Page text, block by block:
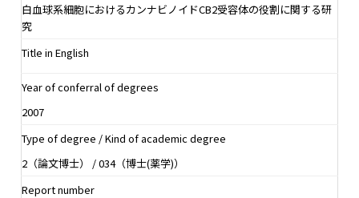
白血球系細胞におけるカンナビノイドCB2受容体の役割に関する研
究
Title in English
Year of conferral of degrees
2007
Type of degree / Kind of academic degree
2（論文博士） / 034（博士(薬学)）
Report number